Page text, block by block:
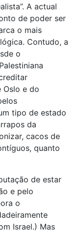
A actual
de poder ser
o mais
Contudo, a
o
e do
tipo de estado
da
cacos de
quanto
de estar
e pelo
o
Israel.) Mas